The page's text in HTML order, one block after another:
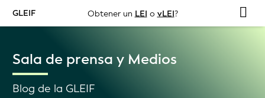
GLEIF Obtener un LEI o vLEI?
Sala de prensa y Medios
Blog de la GLEIF